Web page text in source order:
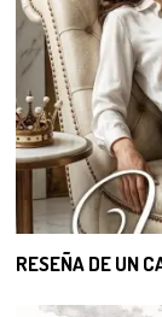
RESEÑA DE UN